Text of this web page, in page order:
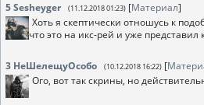
5Sesheyger (11.12.2018 01:23) [Материал]
Хоть я скептически отношусь к
что это на икс-рей и уже
3 НеШелещуОсобо (10.12.2018 16:22) [
Ого, вот так скрины, но